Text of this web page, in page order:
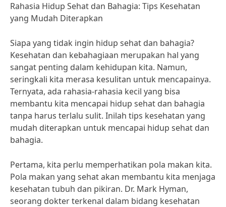
Rahasia Hidup Sehat dan Bahagia: Tips Kesehatan
yang Mudah Diterapkan
Siapa yang tidak ingin hidup sehat dan bahagia?
Kesehatan dan kebahagiaan merupakan hal yang
sangat penting dalam kehidupan kita. Namun,
seringkali kita merasa kesulitan untuk mencapainya.
Ternyata, ada rahasia-rahasia kecil yang bisa
membantu kita mencapai hidup sehat dan bahagia
tanpa harus terlalu sulit. Inilah tips kesehatan yang
mudah diterapkan untuk mencapai hidup sehat dan
bahagia.
Pertama, kita perlu memperhatikan pola makan kita.
Pola makan yang sehat akan membantu kita menjaga
kesehatan tubuh dan pikiran. Dr. Mark Hyman,
seorang dokter terkenal dalam bidang kesehatan